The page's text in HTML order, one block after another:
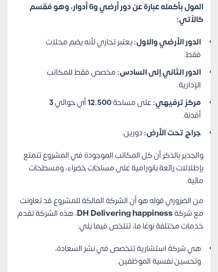
المول بأكمله عبارة عن دور أرضي و6 أدوار، وهو مُقسم
كالآتي:
الدور الأرضي والاول:يعتبر تجاري لأنه يضم محلات
فقط.
الدور الثاني إلى السادس:مخصص فقط للمكاتب
الإدارية.
مركز ترفيهي:على مساحة12.500أي حوالي3
أفدنة.
جراج تحت الأرض:دورين.
والجدير بالذكر أن كل المكاتب الموجودة في المشروع تتمتع
بإطلالات رائعة بانورامية على مساحات خضراء، ومسطحات
مائية.
من الضروري قوله هو أن الشركة المالكة للمشروع قد تعاونت
مع شركةDH Delivering happiness، هذه الشركة تقدم
خدمات مختلفة نوعًا ما، تتلخص فيما يلي:
هي شركة استشارية تتخصص في نشر السعادة،
وتحسين نفسية الموظفين.